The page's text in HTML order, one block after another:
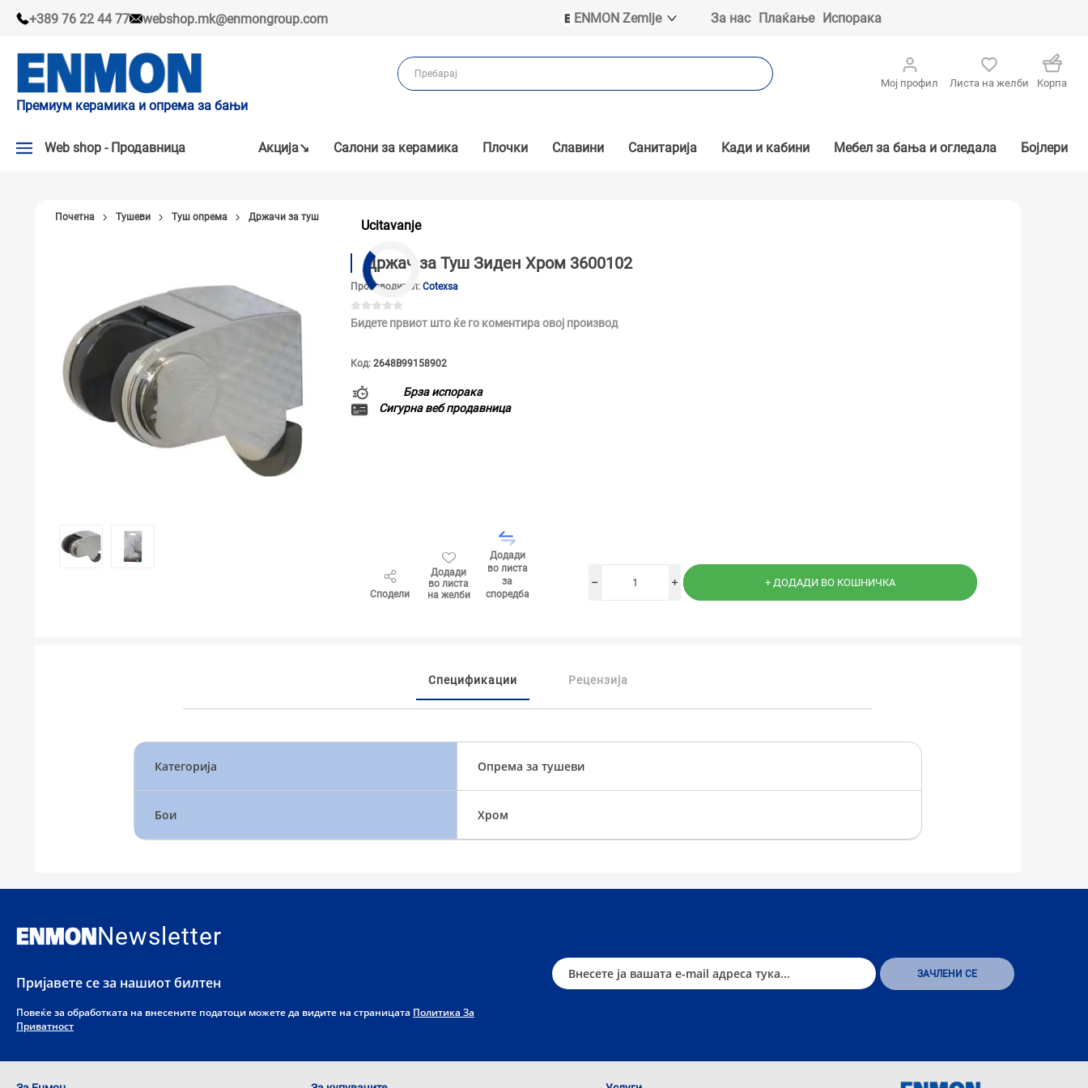
+389 76 22 44 77 webshop.mk@enmongroup.com
ENMON Zemlje
ENMON BIH
ENMON MKD
За нас Плаќање Испорака
Премиум керамика и опрема за бањи
Мој профил Листа на желби Kорпа
Web shop - Продавница
НАШИ ПРЕПОРАКИ
КАДИ И КАБИНИ
САНИТАРИЈА
ТУШЕВИ
ГАЛАНТЕРИЈА ЗА БАЊА
Акцијa↘ Салони за керамика Плочки Славини Санитарија Кади и кабини Мебел за бања и огледала Бојлери
Ucitavanje
Почетна Тушеви Туш опрема Држачи за туш
Држач за Туш Зиден Хром 3600102
Производител: Cotexsa
Бидете првиот што ќе го коментира овој производ
Код: 2648B99158902
Брза испорака
Сигурна веб продавница
Сподели
Додади
во листа
на желби
Додади
во листа
за
споредба
i
h
Спецификации Рецензија
Категорија Опрема за тушеви
Бои Хром
Newsletter
Пријавете се за нашиот билтен
Повеќе за обработката на внесените податоци можете да видите на страницата Политика За
Приватност